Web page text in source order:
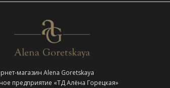
магазин Alena Goretskaya
предприятие «ТД Алёна Горецкая»